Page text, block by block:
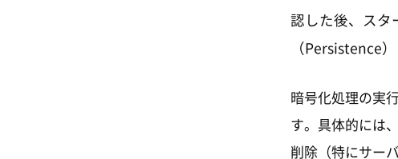
認した後、スタ
（Persistence
暗号化処理の実
す。具体的には
削除（特にサー